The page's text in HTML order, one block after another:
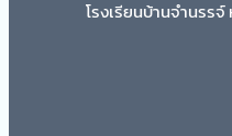
โรงเรียนบ้านจำนรร